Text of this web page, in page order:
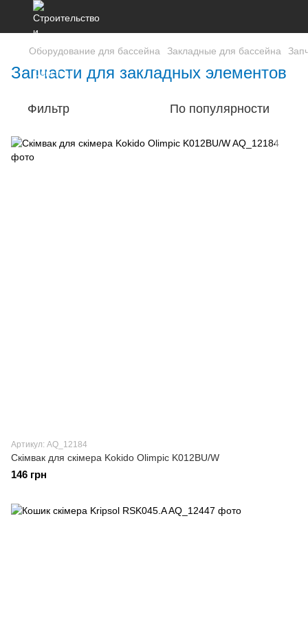
Оборудование для бассейна Закладные для бассейна
Запчасти для закладных элементов
Фильтр По популярности
Артикул: AQ_12184
Скімвак для скімера Kokido Olimpic K012BU/W
146 грн